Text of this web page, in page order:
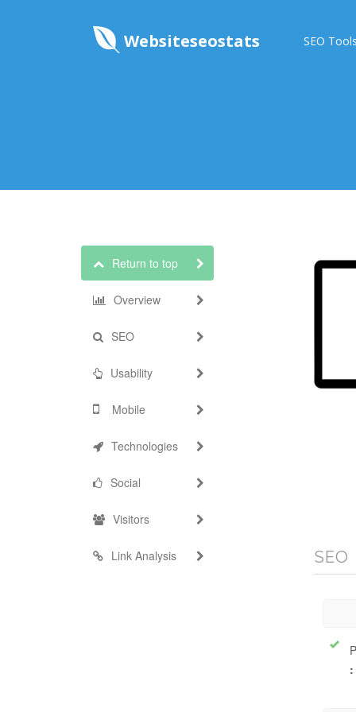
Websiteseostats SEO Tools
Return to top
Overview
SEO
Usability
Mobile
Technologies
Social
Visitors
Link Analysis SEO
: